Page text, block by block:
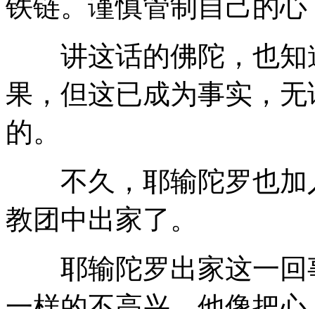
铁链。谨慎管制自己的
讲这话的佛陀，也知
果，但这已成为事实，
的。
不久，耶输陀罗也加
教团中出家了。
耶输陀罗出家这一回